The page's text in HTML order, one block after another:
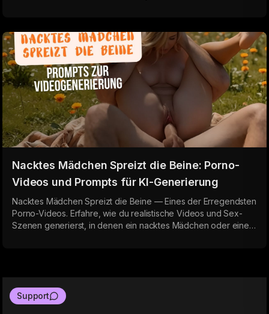
kommen lassen.
Nacktes Mädchen Spreizt die Beine: Porno-
Videos und Prompts für KI-Generierung
Nacktes Mädchen Spreizt die Beine — Eines der Erregendsten
Porno-Videos. Erfahre, wie du realistische Videos und Sex-
Szenen generierst, in denen ein nacktes Mädchen oder eine
Support